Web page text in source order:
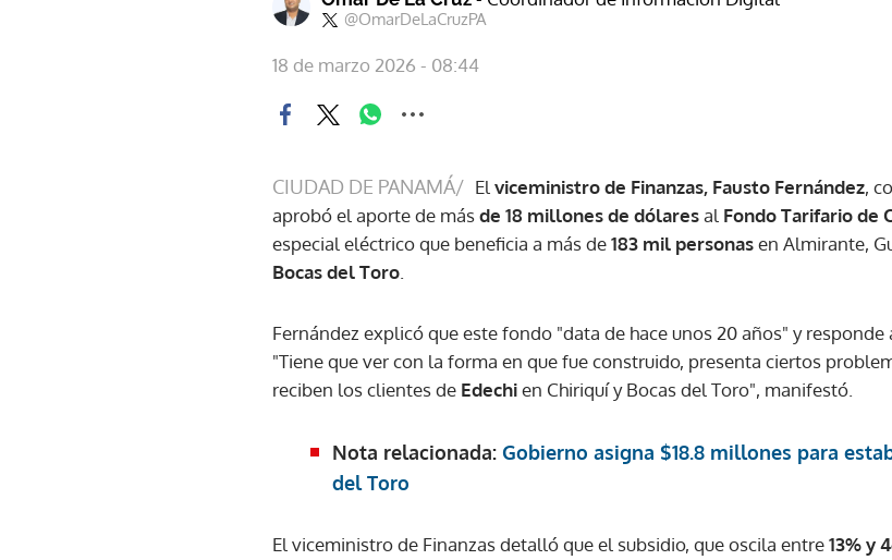
@OmarDeLaCruzPA
18 de marzo 2026 - 08:44
CIUDAD DE PANAMÁ/ El viceministro de Finanzas, Fausto Fernández,
aprobó el aporte de másde 18 millones de dólaresal Fondo Tarifario de
especial eléctrico que beneficia a más de183 mil personasen Almirante,
Bocas del Toro
Fernández explicó que este fondo "data de hace unos 20 años" y
"Tiene que ver con la forma en que fue construido, presenta ciertos
reciben los clientes de Edechien Chiriquí y Bocas del Toro", manifestó.
Nota relacionada: Gobierno asigna $18.8 millones para
del Toro
El viceministro de Finanzas detalló que el subsidio, que oscila entre13% y